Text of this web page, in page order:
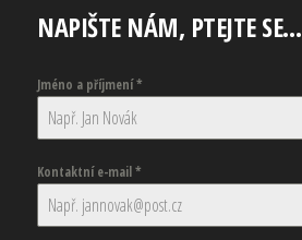
NAPIŠTE NÁM, PTEJTE SE…
Jméno a příjmení*
Kontaktní e-mail*